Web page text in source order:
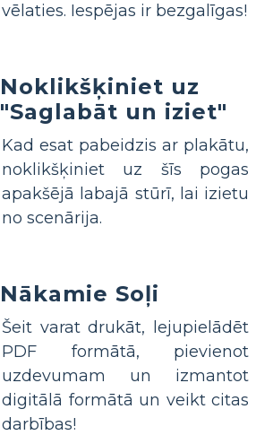
vēlaties. Iespējas ir bezgalīgas!
Noklikšķiniet uz
"Saglabāt un iziet"
Kad esat pabeidzis ar plakātu,
noklikšķiniet uz šīs pogas
apakšējā labajā stūrī, lai izietu
no scenārija.
Nākamie Soļi
Šeit varat drukāt, lejupielādēt
PDF formātā, pievienot
uzdevumam un izmantot
digitālā formātā un veikt citas
darbības!